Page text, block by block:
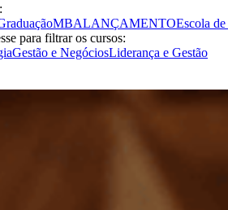
MBALANÇAMENTOEscola
para filtrar os cursos:
Gestão e NegóciosLiderança e Gestão